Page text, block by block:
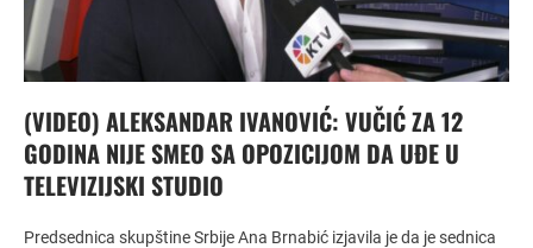
(VIDEO) ALEKSANDAR IVANOVIĆ: VUČIĆ ZA 12
GODINA NIJE SMEO SA OPOZICIJOM DA UĐE U
TELEVIZIJSKI STUDIO
Predsednica skupštine Srbije Ana Brnabić izjavila je da je sednica